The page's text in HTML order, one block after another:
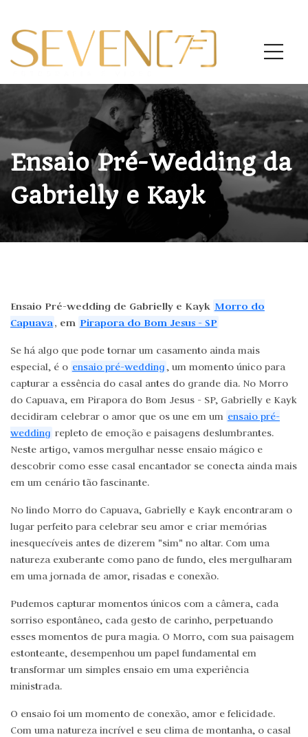
Ensaio Pré-Wedding da
Gabrielly e Kayk
Ensaio Pré-wedding de Gabrielly e Kayk Morro do
Capuava, em Pirapora do Bom Jesus - SP
Se há algo que pode tornar um casamento ainda mais
especial, é o ensaio pré-wedding, um momento único para
capturar a essência do casal antes do grande dia. No Morro
do Capuava, em Pirapora do Bom Jesus - SP, Gabrielly e Kayk
decidiram celebrar o amor que os une em um ensaio pré-
wedding repleto de emoção e paisagens deslumbrantes.
Neste artigo, vamos mergulhar nesse ensaio mágico e
descobrir como esse casal encantador se conecta ainda mais
em um cenário tão fascinante.
No lindo Morro do Capuava, Gabrielly e Kayk encontraram o
lugar perfeito para celebrar seu amor e criar memórias
inesquecíveis antes de dizerem "sim" no altar. Com uma
natureza exuberante como pano de fundo, eles mergulharam
em uma jornada de amor, risadas e conexão.
Pudemos capturar momentos únicos com a câmera, cada
sorriso espontâneo, cada gesto de carinho, perpetuando
esses momentos de pura magia. O Morro, com sua paisagem
estonteante, desempenhou um papel fundamental em
transformar um simples ensaio em uma experiência
ministrada.
O ensaio foi um momento de conexão, amor e felicidade.
Com uma natureza incrível e seu clima de montanha, o casal